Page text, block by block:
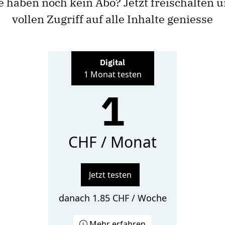
vollen Zugriff auf alle Inhalte geniesse
Digital
1 Monat testen
1
CHF / Monat
Jetzt testen
danach 1.85 CHF / Woche